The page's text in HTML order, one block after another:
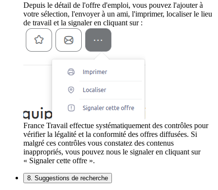
Depuis le détail de l'offre d'emploi, vous pouvez l'ajouter à
votre sélection, l'envoyer à un ami, l'imprimer, localiser le lieu
de travail et la signaler en cliquant sur :
France Travail effectue systématiquement des contrôles pour
vérifier la légalité et la conformité des offres diffusées. Si
malgré ces contrôles vous constatez des contenus
inappropriés, vous pouvez nous le signaler en cliquant sur
« Signaler cette offre ».
8. Suggestions de recherche